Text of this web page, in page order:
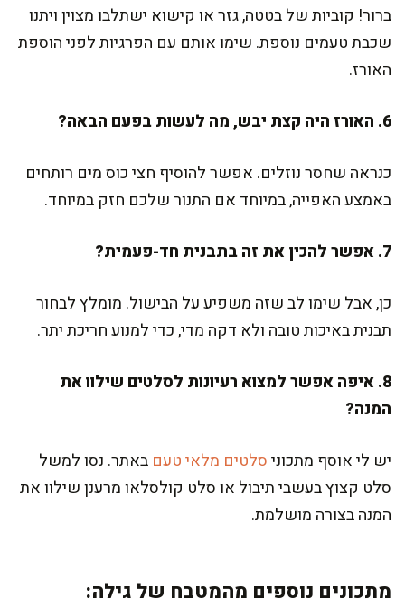
ברור! קוביות של בטטה, גזר או קישוא ישתלבו מצוין ויתנו
שכבת טעמים נוספת. שימו אותם עם הפרגיות לפני הוספת
האורז.
6. האורז היה קצת יבש, מה לעשות בפעם הבאה?
כנראה שחסר נוזלים. אפשר להוסיף חצי כוס מים רותחים
באמצע האפייה, במיוחד אם התנור שלכם חזק במיוחד.
7. אפשר להכין את זה בתבנית חד-פעמית?
כן, אבל שימו לב שזה משפיע על הבישול. מומלץ לבחור
תבנית באיכות טובה ולא דקה מדי, כדי למנוע חריכת יתר.
8. איפה אפשר למצוא רעיונות לסלטים שילוו את
המנה?
יש לי אוסף מתכוניסלטים מלאי טעם באתר. נסו למשל
סלט קצוץ בעשבי תיבול או סלט קולסלאו מרענן שילוו את
המנה בצורה מושלמת.
מתכונים נוספים מהמטבח של גילה: